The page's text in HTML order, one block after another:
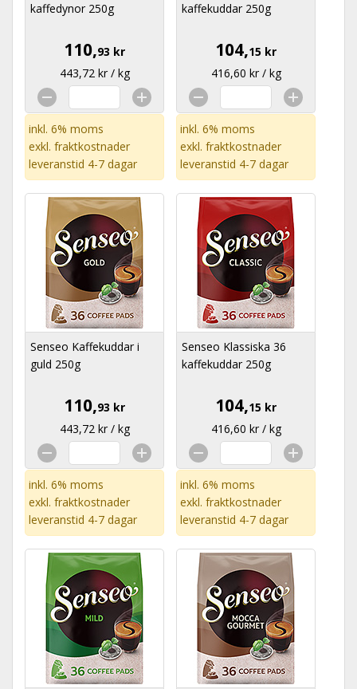
kaffedynor 250g
110,93 kr
443,72 kr / kg
inkl. 6% moms
exkl. fraktkostnader
leveranstid 4-7 dagar
kaffekuddar 250g
104,15 kr
416,60 kr / kg
inkl. 6% moms
exkl. fraktkostnader
leveranstid 4-7 dagar
Senseo Kaffekuddar i
guld 250g
110,93 kr
443,72 kr / kg
inkl. 6% moms
exkl. fraktkostnader
leveranstid 4-7 dagar
Senseo Klassiska 36
kaffekuddar 250g
104,15 kr
416,60 kr / kg
inkl. 6% moms
exkl. fraktkostnader
leveranstid 4-7 dagar